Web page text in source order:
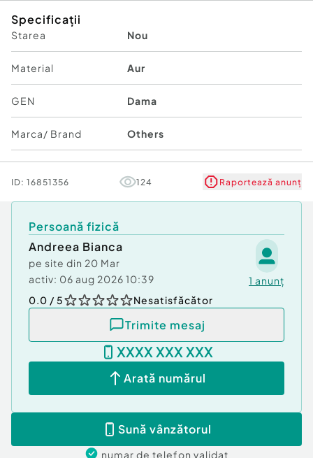
Specificații
Starea Nou
Material Aur
GEN Dama
Marca/ Brand Others
ID: 16851356 124 Raportează anunț
Persoană fizică
Andreea Bianca
pe site din 20 Mar
activ: 06 aug 2026 10:39 1 anunț
0.0 / 5 Nesatisfăcător
Trimite mesaj
XXXX XXX XXX
Arată numărul
Sună vânzătorul
numar de telefon validat